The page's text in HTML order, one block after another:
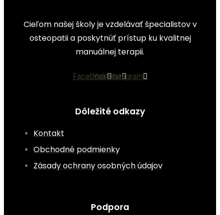
Cieľom našej školy je vzdelávať špecialistov v
osteopatii a poskytnúť prístup ku kvalitnej
manuálnej terapii.
FacebookYoutubeInstagram
Dôležité odkazy
Kontakt
Obchodné podmienky
Zásady ochrany osobných údajov
Podpora